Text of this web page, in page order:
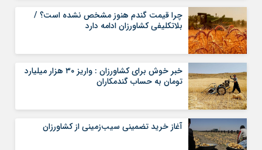
چرا قیمت گندم هنوز مشخص نشده است؟ /
بلاتکلیفی کشاورزان ادامه دارد
خبر خوش برای کشاورزان : واریز ۳۰ هزار میلیارد
تومان به حساب گندمکاران
آغاز خرید تضمینی سیب‌زمینی از کشاورزان